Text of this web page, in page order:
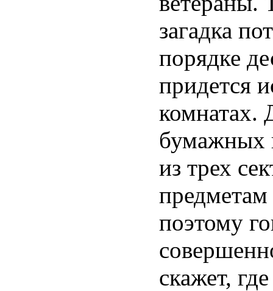
загадка
порядке
придется
комнатах.
бумажных
из трех
предметам
поэтому
скажет,